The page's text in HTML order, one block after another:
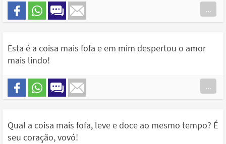
...
Esta é a coisa mais fofa e em mim despertou o amor
mais lindo!
...
Qual a coisa mais fofa, leve e doce ao mesmo tempo? É
seu coração, vovó!